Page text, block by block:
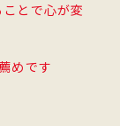
とで心が変
めです